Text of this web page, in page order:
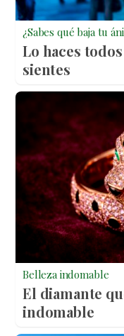
¿Sabes qué baja tu
Lo haces
sientes
Belleza indomable
El diamante
indomable